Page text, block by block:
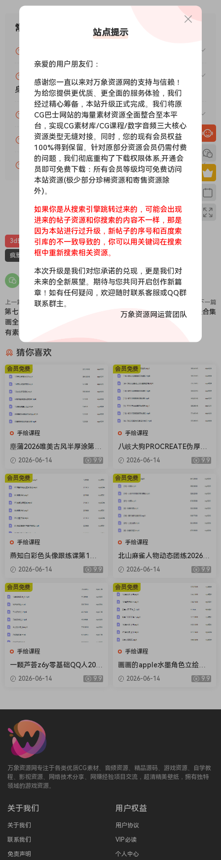
常见问题
赞助包月VIP（或包年VIP）后能升级包年（或终
身VIP）吗？
为什么付款了未开通VIP会员？
账号可以分享或者借给别人用吗？
VIP会员剩余时间查询？
0 0
3d辅助绘画 blender课程 zbrush教程 手绘教程
疯景3d辅助教程
上一篇
第七期包子王云飞零基础AI商业插
画全能班2020年新课（画质高清
有素材）
下一篇
马良课程合集
猜你喜欢
手绘课程
塵蒲2026唯美古风半厚涂第5
期基础课【画质不错有课件笔
2026-06-14 9.9
会员免费
手绘课程
八岐大狗PROCREATE伪厚涂
风格进阶暑假特训营2025【画
2026-06-14 9.9
会员免费
手绘课程
燕知白彩色头像跟练课第1期2
026【画质高清有课件】
2026-06-14 9.9
会员免费
手绘课程
北山麻雀人物动态团练2026年
1月结课【画质高清只有视
2026-06-14 9.9
会员免费
手绘课程
一颗芦荟z6y零基础QQ人202
6【画质高清有课件笔刷】
2026-06-14 9.9
会员免费
手绘课程
画画的apple水墨角色立绘第2
期【画质还可以只有视频】
2026-06-14 9.9
会员免费
万象资源网专注于各类优质CG素材、音频资源、精品源码、游戏资源、自学教
程、影视资源、网络技术分享、网赚经验项目交流，超清精美壁纸，拥有独特
领域的游戏资源。
关于我们
关于我们
联系我们
免责声明
用户权益
用户协议
VIP必读
个人中心
站点提示
亲爱的用户朋友们：
感谢您一直以来对万象资源网的支持与信赖！
为给您提供更优质、更全面的服务体验，我们
经过精心筹备，本站升级正式完成。我们将原
CG巴士网站的海量素材资源全面整合至本平
台，实现CG素材库/CG课程/数字音频三大核心
资源类型无缝对接。同时，您的现有会员权益
100%得到保留。针对原部分资源会员仍需付费
的问题，我们彻底重构了下载权限体系,开通会
员即可免费下载：所有会员等级均可免费访问
本站资源(极少部分珍稀资源和寄售资源除
外)。
如果你是从搜索引擎跳转过来的，可能会出现
进来的帖子资源和你搜索的内容不一样，那是
因为本站进行过升级，新帖子的序号和百度索
引库的不一致导致的，你可以用关键词在搜索
框中重新搜索相关资源。
本次升级是我们对您承诺的兑现，更是我们对
未来的全新展望。期待与您共同开启创作新篇
章！如有任何疑问，欢迎随时联系客服或QQ群
联系群主。
万象资源网运营团队